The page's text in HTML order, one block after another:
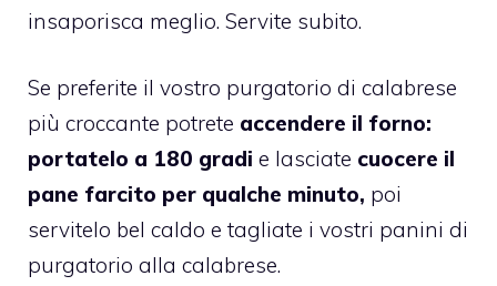
insaporisca meglio. Servite subito.
Se preferite il vostro purgatorio di calabrese
più croccante potrete accendere il forno:
portatelo a 180 gradi e lasciate cuocere il
pane farcito per qualche minuto, poi
servitelo bel caldo e tagliate i vostri panini di
purgatorio alla calabrese.